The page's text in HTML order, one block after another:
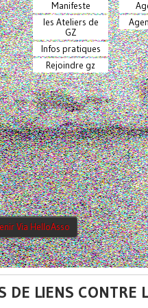
Manifeste
les Ateliers de
GZ
Infos pratiques
Rejoindre gz
Via HelloAsso
DE LIENS CONTRE